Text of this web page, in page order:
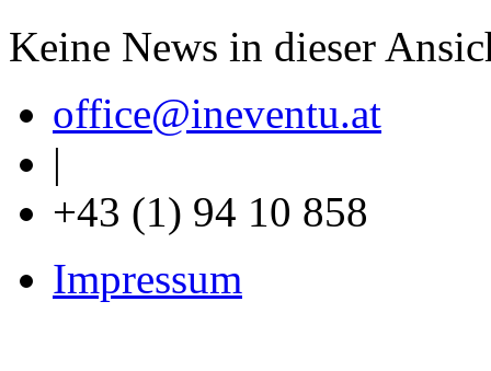
Keine News in dieser
office@ineventu.at
|
+43 (1) 94 10 858
Impressum